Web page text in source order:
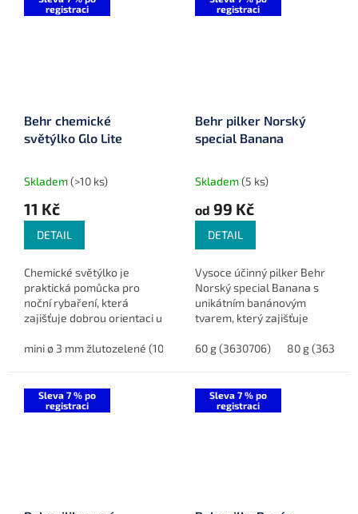
registraci
Behr chemické
světýlko Glo Lite
Skladem(>10 ks)
11 Kč
DETAIL
Chemické světýlko je
praktická pomůcka pro
noční rybaření, která
zajišťuje dobrou orientaci u
obsahuje 2 kusy a k
mini ø 3 mm žlutozelené (1044429) ø 4,5 mm modré (1144423)
registraci
Behr pilker Norský
special Banana
Skladem(5 ks)
od 99 Kč
DETAIL
Vysoce účinný pilker Behr
Norský special Banana s
unikátním banánovým
tvarem, který zajišťuje
dravé ryby v mořských
60 g (3630706) 80 g
Sleva 7 % po
registraci
Sleva 7 % po
registraci